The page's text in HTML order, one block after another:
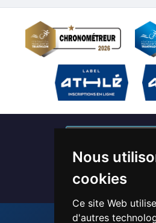
Nous
cookies
Ce site Web
d'autres
Devenir bénévole /